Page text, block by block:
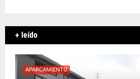
+ leído
APARCAMIENTO